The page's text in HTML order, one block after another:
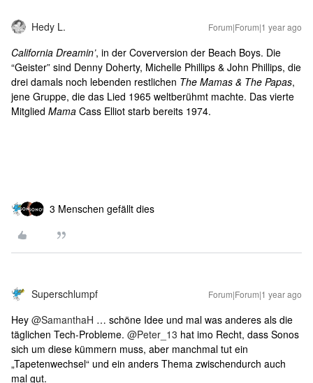
Hedy L. Forum|Forum|1 year ago
California Dreamin’, in der Coverversion der Beach Boys. Die
“Geister” sind Denny Doherty, Michelle Phillips & John Phillips, die
drei damals noch lebenden restlichen The Mamas & The Papas,
jene Gruppe, die das Lied 1965 weltberühmt machte. Das vierte
Mitglied Mama Cass Elliot starb bereits 1974.
3 Menschen gefällt dies
Superschlumpf Forum|Forum|1 year ago
Hey ​ @SamanthaH … schöne Idee und mal was anderes als die
täglichen Tech-Probleme. ​ @Peter_13 hat imo Recht, dass Sonos
sich um diese kümmern muss, aber manchmal tut ein
„Tapetenwechsel“ und ein anders Thema zwischendurch auch
mal gut.